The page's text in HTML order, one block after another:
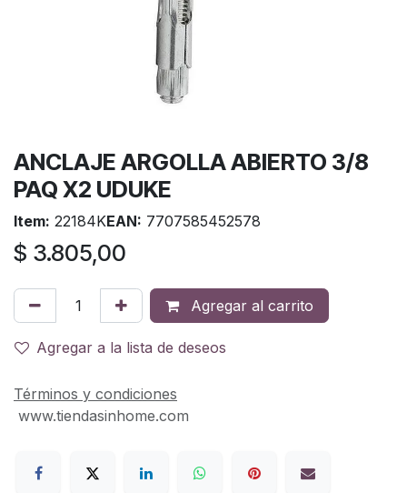
ANCLAJE ARGOLLA ABIERTO 3/8
PAQ X2 UDUKE
Item: 22184KEAN: 7707585452578
$ 3.805,00
Agregar al carrito
Agregar a la lista de deseos
Términos y condiciones
www.tiendasinhome.com